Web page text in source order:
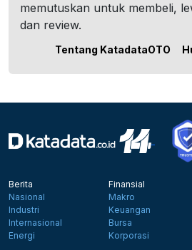
memutuskan untuk membeli,
dan review.
Tentang KatadataOTO
Berita
Nasional
Industri
Internasional
Energi
Finansial
Makro
Keuangan
Bursa
Korporasi